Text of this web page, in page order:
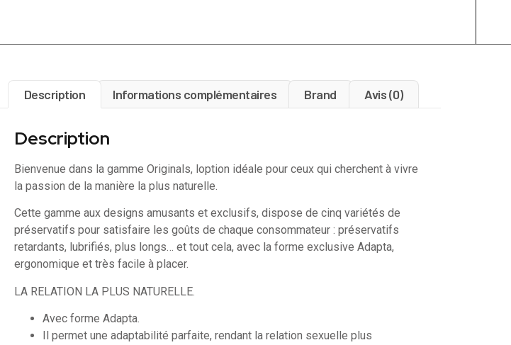
Description Informations complémentaires Brand Avis (0)
Description
Bienvenue dans la gamme Originals, loption idéale pour ceux qui cherchent à vivre
la passion de la manière la plus naturelle.
Cette gamme aux designs amusants et exclusifs, dispose de cinq variétés de
préservatifs pour satisfaire les goûts de chaque consommateur : préservatifs
retardants, lubrifiés, plus longs… et tout cela, avec la forme exclusive Adapta,
ergonomique et très facile à placer.
LA RELATION LA PLUS NATURELLE.
Avec forme Adapta.
Il permet une adaptabilité parfaite, rendant la relation sexuelle plus